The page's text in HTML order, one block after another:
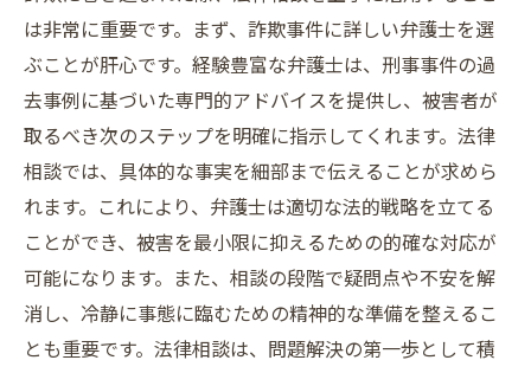
は非常に重要です。まず、詐欺事件に詳しい弁護士を選
ぶことが肝心です。経験豊富な弁護士は、刑事事件の過
去事例に基づいた専門的アドバイスを提供し、被害者が
取るべき次のステップを明確に指示してくれます。法律
相談では、具体的な事実を細部まで伝えることが求めら
れます。これにより、弁護士は適切な法的戦略を立てる
ことができ、被害を最小限に抑えるための的確な対応が
可能になります。また、相談の段階で疑問点や不安を解
消し、冷静に事態に臨むための精神的な準備を整えるこ
とも重要です。法律相談は、問題解決の第一歩として積